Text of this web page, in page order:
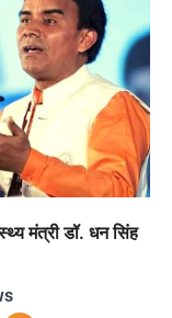
मंत्री डॉ. धन सिंह